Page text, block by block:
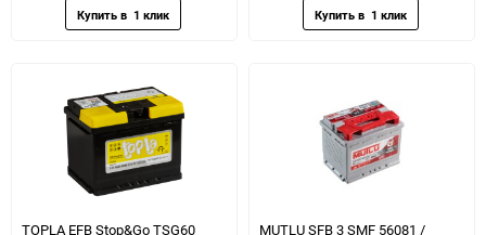
TOPLA EFB Stop&Go TSG60
MUTLU SFB 3 SMF 56081 /